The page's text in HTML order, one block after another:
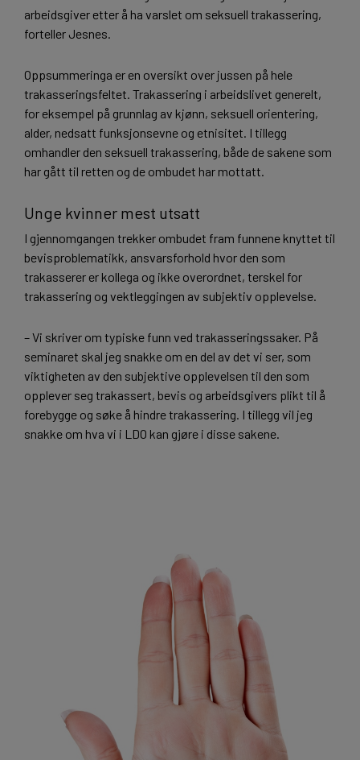
arbeidsgiver etter å ha varslet om seksuell trakassering,
forteller Jesnes.
Oppsummeringa er en oversikt over jussen på hele
trakasseringsfeltet. Trakassering i arbeidslivet generelt,
for eksempel på grunnlag av kjønn, seksuell orientering,
alder, nedsatt funksjonsevne og etnisitet. I tillegg
omhandler den seksuell trakassering, både de sakene som
har gått til retten og de ombudet har mottatt.
Unge kvinner mest utsatt
I gjennomgangen trekker ombudet fram funnene knyttet til
bevisproblematikk, ansvarsforhold hvor den som
trakasserer er kollega og ikke overordnet, terskel for
trakassering og vektleggingen av subjektiv opplevelse.
– Vi skriver om typiske funn ved trakasseringssaker. På
seminaret skal jeg snakke om en del av det vi ser, som
viktigheten av den subjektive opplevelsen til den som
opplever seg trakassert, bevis og arbeidsgivers plikt til å
forebygge og søke å hindre trakassering. I tillegg vil jeg
snakke om hva vi i LDO kan gjøre i disse sakene.